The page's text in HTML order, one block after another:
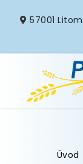
57001
Úvod